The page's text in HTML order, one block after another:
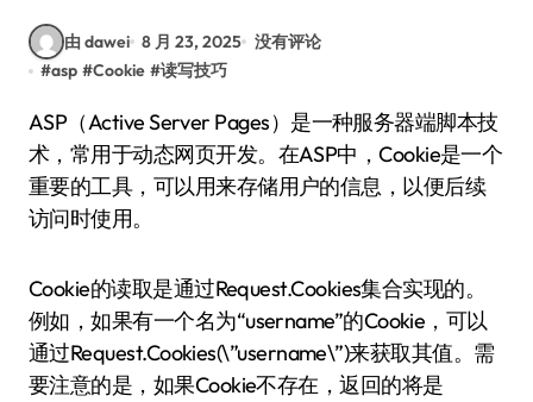
由 dawei 8 月 23, 2025 没有评论
#asp #Cookie #读写技巧
ASP（Active Server Pages）是一种服务器端脚本技
术，常用于动态网页开发。在ASP中，Cookie是一个
重要的工具，可以用来存储用户的信息，以便后续
访问时使用。
Cookie的读取是通过Request.Cookies集合实现的。
例如，如果有一个名为“username”的Cookie，可以
通过Request.Cookies(\”username\”)来获取其值。需
要注意的是，如果Cookie不存在，返回的将是